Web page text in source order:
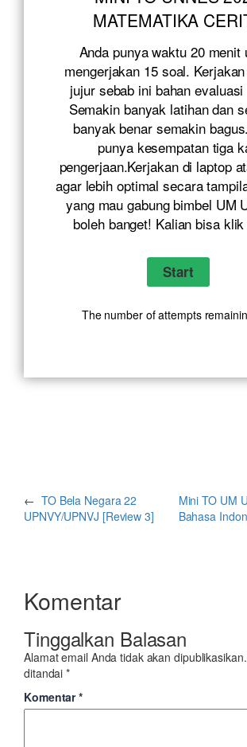
MATEMATIKA
Anda punya waktu 20 menit
mengerjakan 15 soal.
jujur sebab ini bahan
Semakin banyak latihan dan
banyak benar semakin
punya kesempatan tiga
pengerjaan.Kerjakan di laptop
agar lebih optimal secara
yang mau gabung bimbel UM
boleh banget! Kalian bisa
The number of attempts
← TO Bela Negara 22
UPNVY/UPNVJ [Review 3]
Mini TO UM
Bahasa
Komentar
Tinggalkan Balasan
Alamat email Anda tidak akan dipublikasikan.
ditandai*
Komentar*